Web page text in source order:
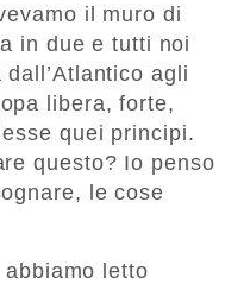
il muro di
in due e tutti noi
dall’Atlantico agli
libera, forte,
quei principi.
questo? Io penso
le cose
letto